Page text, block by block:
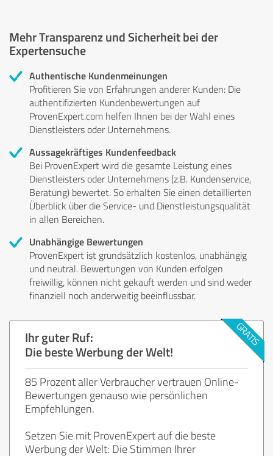
Mehr Transparenz und Sicherheit bei der
Expertensuche
Authentische Kundenmeinungen
Profitieren Sie von Erfahrungen anderer Kunden: Die
authentifizierten Kundenbewertungen auf
ProvenExpert.com helfen Ihnen bei der Wahl eines
Dienstleisters oder Unternehmens.
Aussagekräftiges Kundenfeedback
Bei ProvenExpert wird die gesamte Leistung eines
Dienstleisters oder Unternehmens (z.B. Kundenservice,
Beratung) bewertet. So erhalten Sie einen detaillierten
Überblick über die Service- und Dienstleistungsqualität
in allen Bereichen.
Unabhängige Bewertungen
ProvenExpert ist grundsätzlich kostenlos, unabhängig
und neutral. Bewertungen von Kunden erfolgen
freiwillig, können nicht gekauft werden und sind weder
finanziell noch anderweitig beeinflussbar.
Ihr guter Ruf:
Die beste Werbung der Welt!
85 Prozent aller Verbraucher vertrauen Online-
Bewertungen genauso wie persönlichen
Empfehlungen.
Setzen Sie mit ProvenExpert auf die beste
Werbung der Welt: Die Stimmen Ihrer